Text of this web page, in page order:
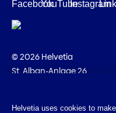
© 2026 Helvetia
St. Alban-Anlage 26
Helvetia uses cookies to